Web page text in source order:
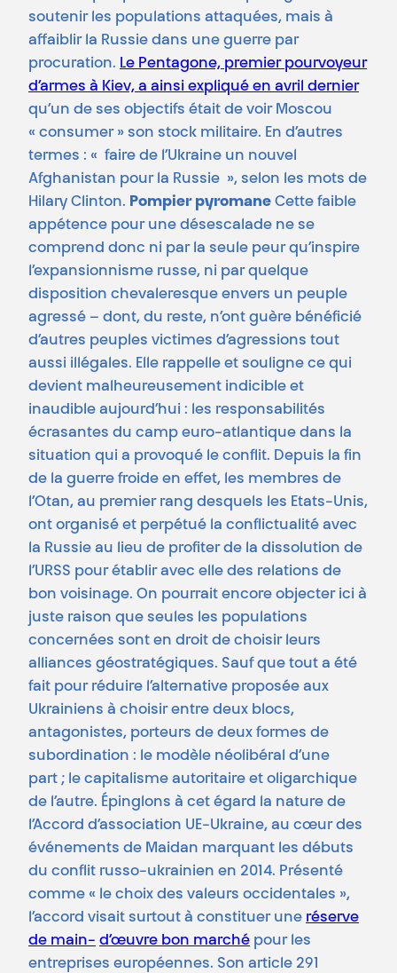
soutenir les populations attaquées, mais à
affaiblir la Russie dans une guerre par
procuration. Le Pentagone, premier pourvoyeur
d’armes à Kiev, a ainsi expliqué en avril dernier
qu’un de ses objectifs était de voir Moscou
« consumer » son stock militaire. En d’autres
termes : « faire de l’Ukraine un nouvel
Afghanistan pour la Russie », selon les mots de
Hilary Clinton. Pompier pyromane Cette faible
appétence pour une désescalade ne se
comprend donc ni par la seule peur qu’inspire
l’expansionnisme russe, ni par quelque
disposition chevaleresque envers un peuple
agressé – dont, du reste, n’ont guère bénéficié
d’autres peuples victimes d’agressions tout
aussi illégales. Elle rappelle et souligne ce qui
devient malheureusement indicible et
inaudible aujourd’hui : les responsabilités
écrasantes du camp euro-atlantique dans la
situation qui a provoqué le conflit. Depuis la fin
de la guerre froide en effet, les membres de
l’Otan, au premier rang desquels les Etats-Unis,
ont organisé et perpétué la conflictualité avec
la Russie au lieu de profiter de la dissolution de
l’URSS pour établir avec elle des relations de
bon voisinage. On pourrait encore objecter ici à
juste raison que seules les populations
concernées sont en droit de choisir leurs
alliances géostratégiques. Sauf que tout a été
fait pour réduire l’alternative proposée aux
Ukrainiens à choisir entre deux blocs,
antagonistes, porteurs de deux formes de
subordination : le modèle néolibéral d’une
part ; le capitalisme autoritaire et oligarchique
de l’autre. Épinglons à cet égard la nature de
l’Accord d’association UE-Ukraine, au cœur des
événements de Maidan marquant les débuts
du conflit russo-ukrainien en 2014. Présenté
comme « le choix des valeurs occidentales »,
l’accord visait surtout à constituer une réserve
de main- d’œuvre bon marché pour les
entreprises européennes. Son article 291